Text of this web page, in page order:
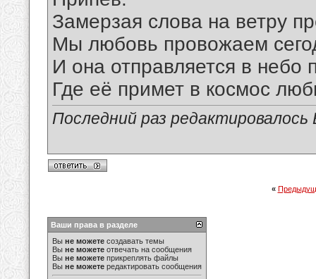
Замерзая слова на ветру
Мы любовь провожаем
И она отправляется в небо
Где её примет в космос
Последний раз
«
Ваши права в разделе
Вы не можете создавать темы
Вы не можете отвечать на сообщения
Вы не можете прикреплять файлы
Вы не можете редактировать сообщения